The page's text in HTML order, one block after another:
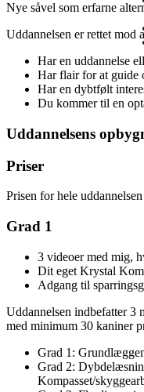
Nye såvel som erfarne
Uddannelsen er rettet mod
Har en uddannelse
Har flair for at guide
Har en dybtfølt
Du kommer til en
Uddannelsens
Priser
Prisen for hele
Grad 1
3 videoer med mig,
Dit eget Krystal
Adgang til
Uddannelsen indbefatter 3
med minimum 30 kaniner
Grad 1 :
Grad 2:
Kompasset/